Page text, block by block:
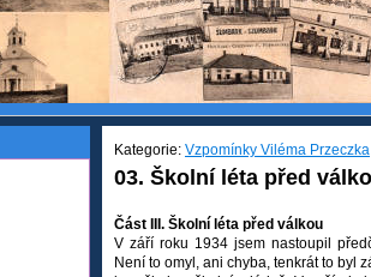
Kategorie: Vzpomínky Viléma Przeczka
03. Školní léta před
Část III. Školní léta před válkou
V září roku 1934 jsem nastoupil
Není to omyl, ani chyba, tenkrát to byl